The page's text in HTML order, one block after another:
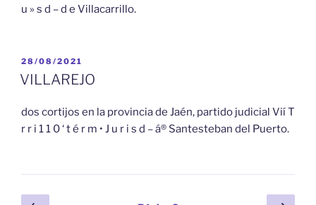
u » s d – d e Villacarrillo.
PUBLICADO
EL
28/08/2021
VILLAREJO
dos cortijos en la provincia de Jaén, partido judicial Vií T
r r i 1 1 0 ‘ t é r m • J u r i s d – á® Santesteban del Puerto.